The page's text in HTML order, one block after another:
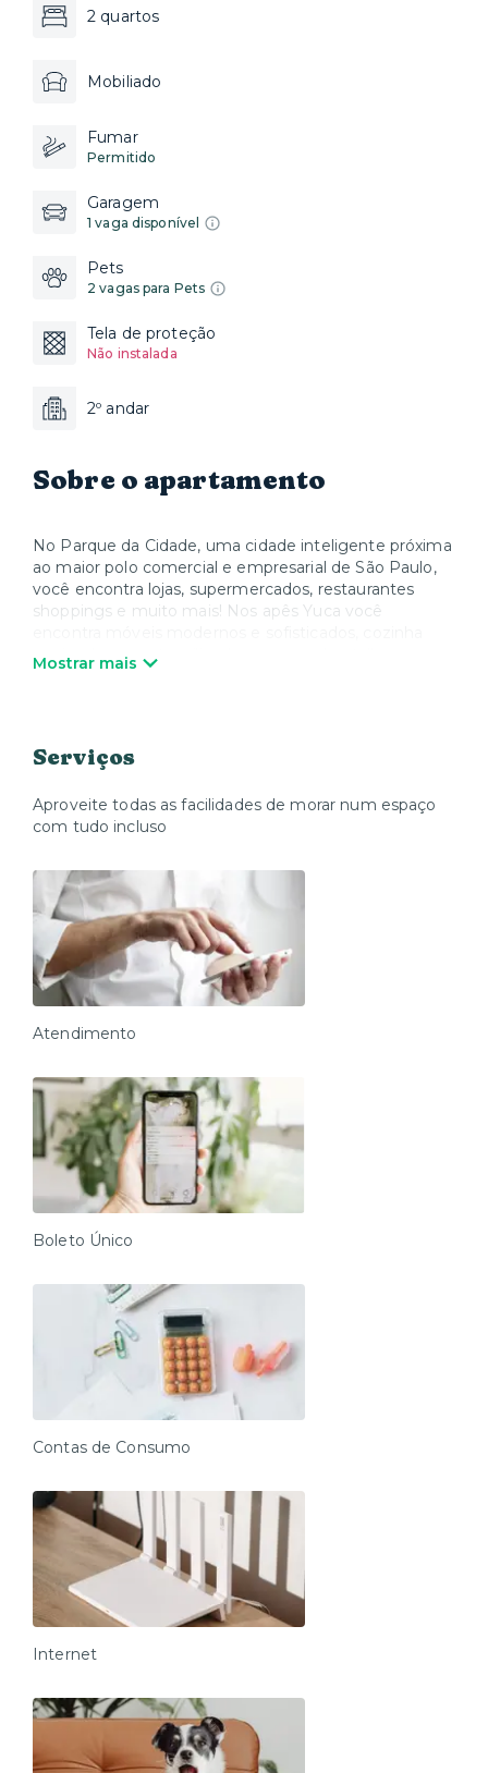
2 quartos
Mobiliado
Fumar
Permitido
Garagem
1 vaga disponível
Pets
2 vagas para Pets
Tela de proteção
Não instalada
2º andar
Sobre o apartamento
No Parque da Cidade, uma cidade inteligente próxima
ao maior polo comercial e empresarial de São Paulo,
você encontra lojas, supermercados, restaurantes
shoppings e muito mais! Nos apês Yuca você
equipada com utensílios, louças, panelas, talheres e
sentir em casa. *Não é permitida a utilização da área
Mostrar mais
Serviços
Aproveite todas as facilidades de morar num espaço
com tudo incluso
Atendimento
Boleto Único
Contas de Consumo
Internet